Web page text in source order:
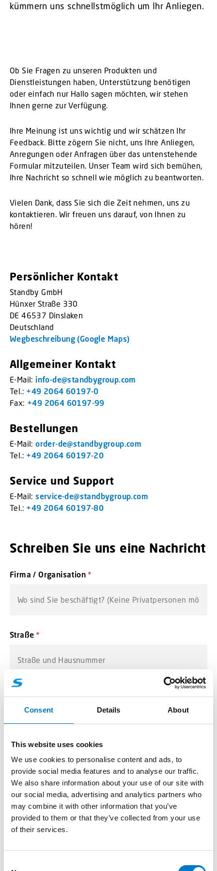
Consent Details About
This website uses cookies
We use cookies to personalise content and ads, to
provide social media features and to analyse our traffic.
We also share information about your use of our site with
our social media, advertising and analytics partners who
may combine it with other information that you’ve
provided to them or that they’ve collected from your use
of their services.
kümmern uns schnellstmöglich um Ihr Anliegen.
Ob Sie Fragen zu unseren Produkten und
Dienstleistungen haben, Unterstützung benötigen
oder einfach nur Hallo sagen möchten, wir stehen
Ihnen gerne zur Verfügung.
Ihre Meinung ist uns wichtig und wir schätzen Ihr
Feedback. Bitte zögern Sie nicht, uns Ihre Anliegen,
Anregungen oder Anfragen über das untenstehende
Formular mitzuteilen. Unser Team wird sich bemühen,
Ihre Nachricht so schnell wie möglich zu beantworten.
Vielen Dank, dass Sie sich die Zeit nehmen, uns zu
kontaktieren. Wir freuen uns darauf, von Ihnen zu
hören!
Persönlicher Kontakt
Standby GmbH
Hünxer Straße 330
DE 46537 Dinslaken
Deutschland
Wegbeschreibung (Google Maps)
Allgemeiner Kontakt
E-Mail: info-de@standbygroup.com
Tel.: +49 2064 60197-0
Fax: +49 2064 60197-99
Bestellungen
E-Mail:order-de@standbygroup.com
Tel.: +49 2064 60197-20
Service und Support
E-Mail:service-de@standbygroup.com
Tel.: +49 2064 60197-80
Schreiben Sie uns eine Nachricht
Firma / Organisation *
Straße *
Postleitzahl *
Ort
Name *